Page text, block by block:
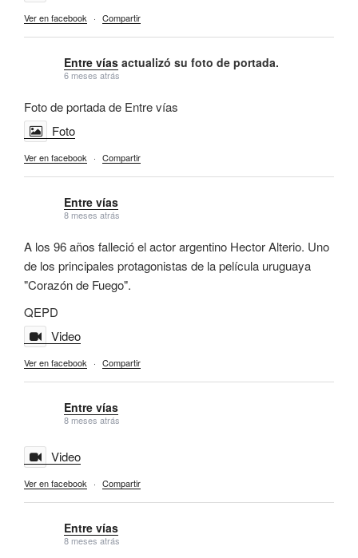
Ver en facebook · Compartir
Entre vías actualizó su foto de portada.
6 meses atrás
Foto de portada de Entre vías
Foto
Ver en facebook · Compartir
Entre vías
8 meses atrás
A los 96 años falleció el actor argentino Hector Alterio. Uno
de los principales protagonistas de la película uruguaya
"Corazón de Fuego".
QEPD
Video
Ver en facebook · Compartir
Entre vías
8 meses atrás
Video
Ver en facebook · Compartir
Entre vías
8 meses atrás